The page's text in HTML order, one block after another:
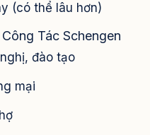
(có thể lâu hơn)
Tác Schengen
đào tạo
mại